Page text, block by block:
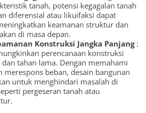
tanah, potensi kegagalan tanah
diferensial atau likuifaksi dapat
keamanan struktur dan
di masa depan.
Konstruksi Jangka Panjang:
perencanaan konstruksi
tahan lama. Dengan memahami
merespons beban, desain bangunan
untuk menghindari masalah di
pergeseran tanah atau